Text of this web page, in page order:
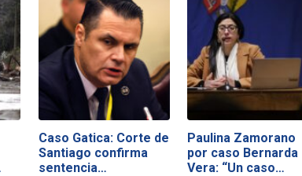
Caso Gatica: Corte de
Santiago confirma
sentencia…
Paulina Zamorano
por caso Bernarda
Vera: “Un caso…